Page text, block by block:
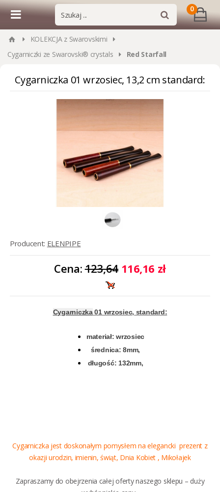
0
KOLEKCJA z Swarovskimi
Cygarniczki ze Swarovski® crystals
Red Starfall
Cygarniczka 01 wrzosiec, 13,2 cm standard:
Producent: ELENPIPE
Cena:123,64 116,16 zł
Cygarniczka01 wrzosiec, standard:
materiał: wrzosiec
średnica: 8mm,
długość: 132mm,
Cygarniczka jest doskonałym pomysłem na elegancki prezent z
okazji urodzin, imienin, świąt, Dnia Kobiet , Mikołajek
Zapraszamy do obejrzenia całej oferty naszego sklepu – duży